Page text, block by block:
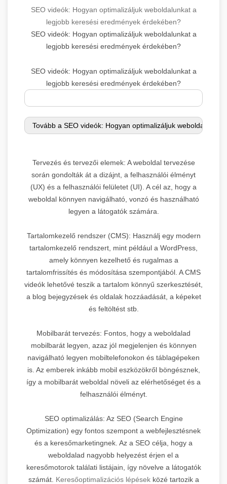
SEO videók: Hogyan optimalizáljuk weboldalunkat a
legjobb keresési eredmények érdekében?
SEO videók: Hogyan optimalizáljuk weboldalunkat a
legjobb keresési eredmények érdekében?
SEO videók: Hogyan optimalizáljuk weboldalunkat a
legjobb keresési eredmények érdekében?
Tervezés és tervezői elemek: A weboldal tervezése
során gondolták át a dizájnt, a felhasználói élményt
(UX) és a felhasználói felületet (UI). A cél az, hogy a
weboldal könnyen navigálható, vonzó és használható
legyen a látogatók számára.
Tartalomkezelő rendszer (CMS): Használj egy modern
tartalomkezelő rendszert, mint például a WordPress,
amely könnyen kezelhető és rugalmas a
tartalomfrissítés és módosítása szempontjából. A CMS
videók lehetővé teszik a tartalom könnyű szerkesztését,
a blog bejegyzések és oldalak hozzáadását, a képeket
és feltöltést stb.
Mobilbarát tervezés: Fontos, hogy a weboldalad
mobilbarát legyen, azaz jól megjelenjen és könnyen
navigálható legyen mobiltelefonokon és táblagépeken
is. Az emberek inkább mobil eszközökről böngésznek,
így a mobilbarát weboldal növeli az elérhetőséget és a
felhasználói élményt.
SEO optimalizálás: Az SEO (Search Engine
Optimization) egy fontos szempont a webfejlesztésnek
és a keresőmarketingnek. Az a SEO célja, hogy a
weboldalad nagyobb helyezést érjen el a
keresőmotorok találati listájain, így növelve a látogatók
számát. Keresőoptimalizációs lépésekközé tartozik a